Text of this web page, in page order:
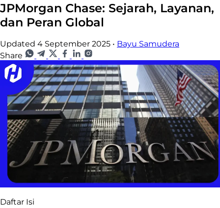
JPMorgan Chase: Sejarah, Layanan,
dan Peran Global
Updated 4 September 2025 • Bayu Samudera
Share
Daftar Isi